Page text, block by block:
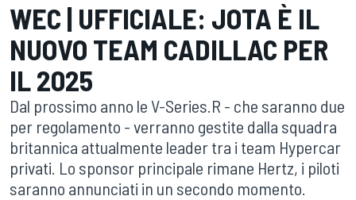
WEC | UFFICIALE: JOTA È IL
NUOVO TEAM CADILLAC PER
IL 2025
Dal prossimo anno le V-Series.R - che saranno due
per regolamento - verranno gestite dalla squadra
britannica attualmente leader tra i team Hypercar
privati. Lo sponsor principale rimane Hertz, i piloti
saranno annunciati in un secondo momento.